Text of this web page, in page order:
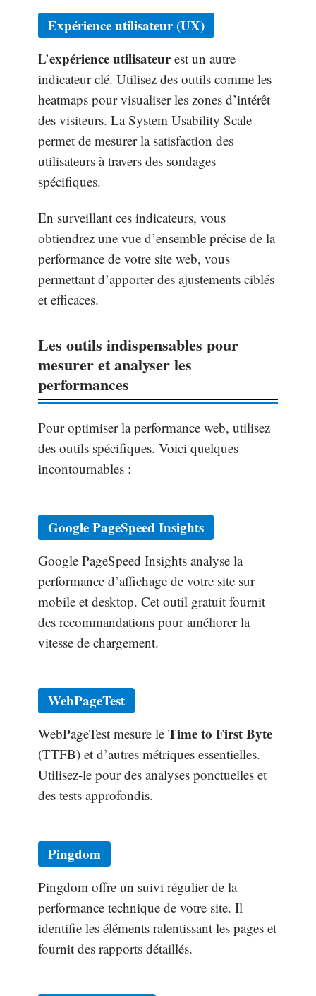
Expérience utilisateur (UX)
L’expérience utilisateurest un autre
indicateur clé. Utilisez des outils comme les
heatmaps pour visualiser les zones d’intérêt
des visiteurs. La System Usability Scale
permet de mesurer la satisfaction des
utilisateurs à travers des sondages
spécifiques.
En surveillant ces indicateurs, vous
obtiendrez une vue d’ensemble précise de la
performance de votre site web, vous
permettant d’apporter des ajustements ciblés
et efficaces.
Les outils indispensables pour
mesurer et analyser les
performances
Pour optimiser la performance web, utilisez
des outils spécifiques. Voici quelques
incontournables :
Google PageSpeed Insights
Google PageSpeed Insights analyse la
performance d’affichage de votre site sur
mobile et desktop. Cet outil gratuit fournit
des recommandations pour améliorer la
vitesse de chargement.
WebPageTest
WebPageTest mesure le Time to First Byte
(TTFB) et d’autres métriques essentielles.
Utilisez-le pour des analyses ponctuelles et
des tests approfondis.
Pingdom
Pingdom offre un suivi régulier de la
performance technique de votre site. Il
identifie les éléments ralentissant les pages et
fournit des rapports détaillés.